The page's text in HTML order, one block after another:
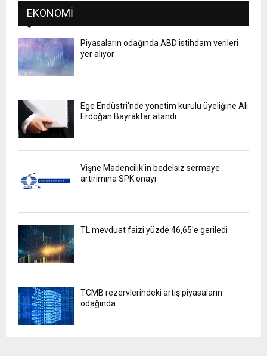
EKONOMI
Piyasaların odağında ABD istihdam verileri
yer alıyor
Ege Endüstri'nde yönetim kurulu üyeliğine Ali
Erdoğan Bayraktar atandı..
Vişne Madencilik'in bedelsiz sermaye
artırımına SPK onayı
TL mevduat faizi yüzde 46,65'e geriledi
TCMB rezervlerindeki artış piyasaların
odağında